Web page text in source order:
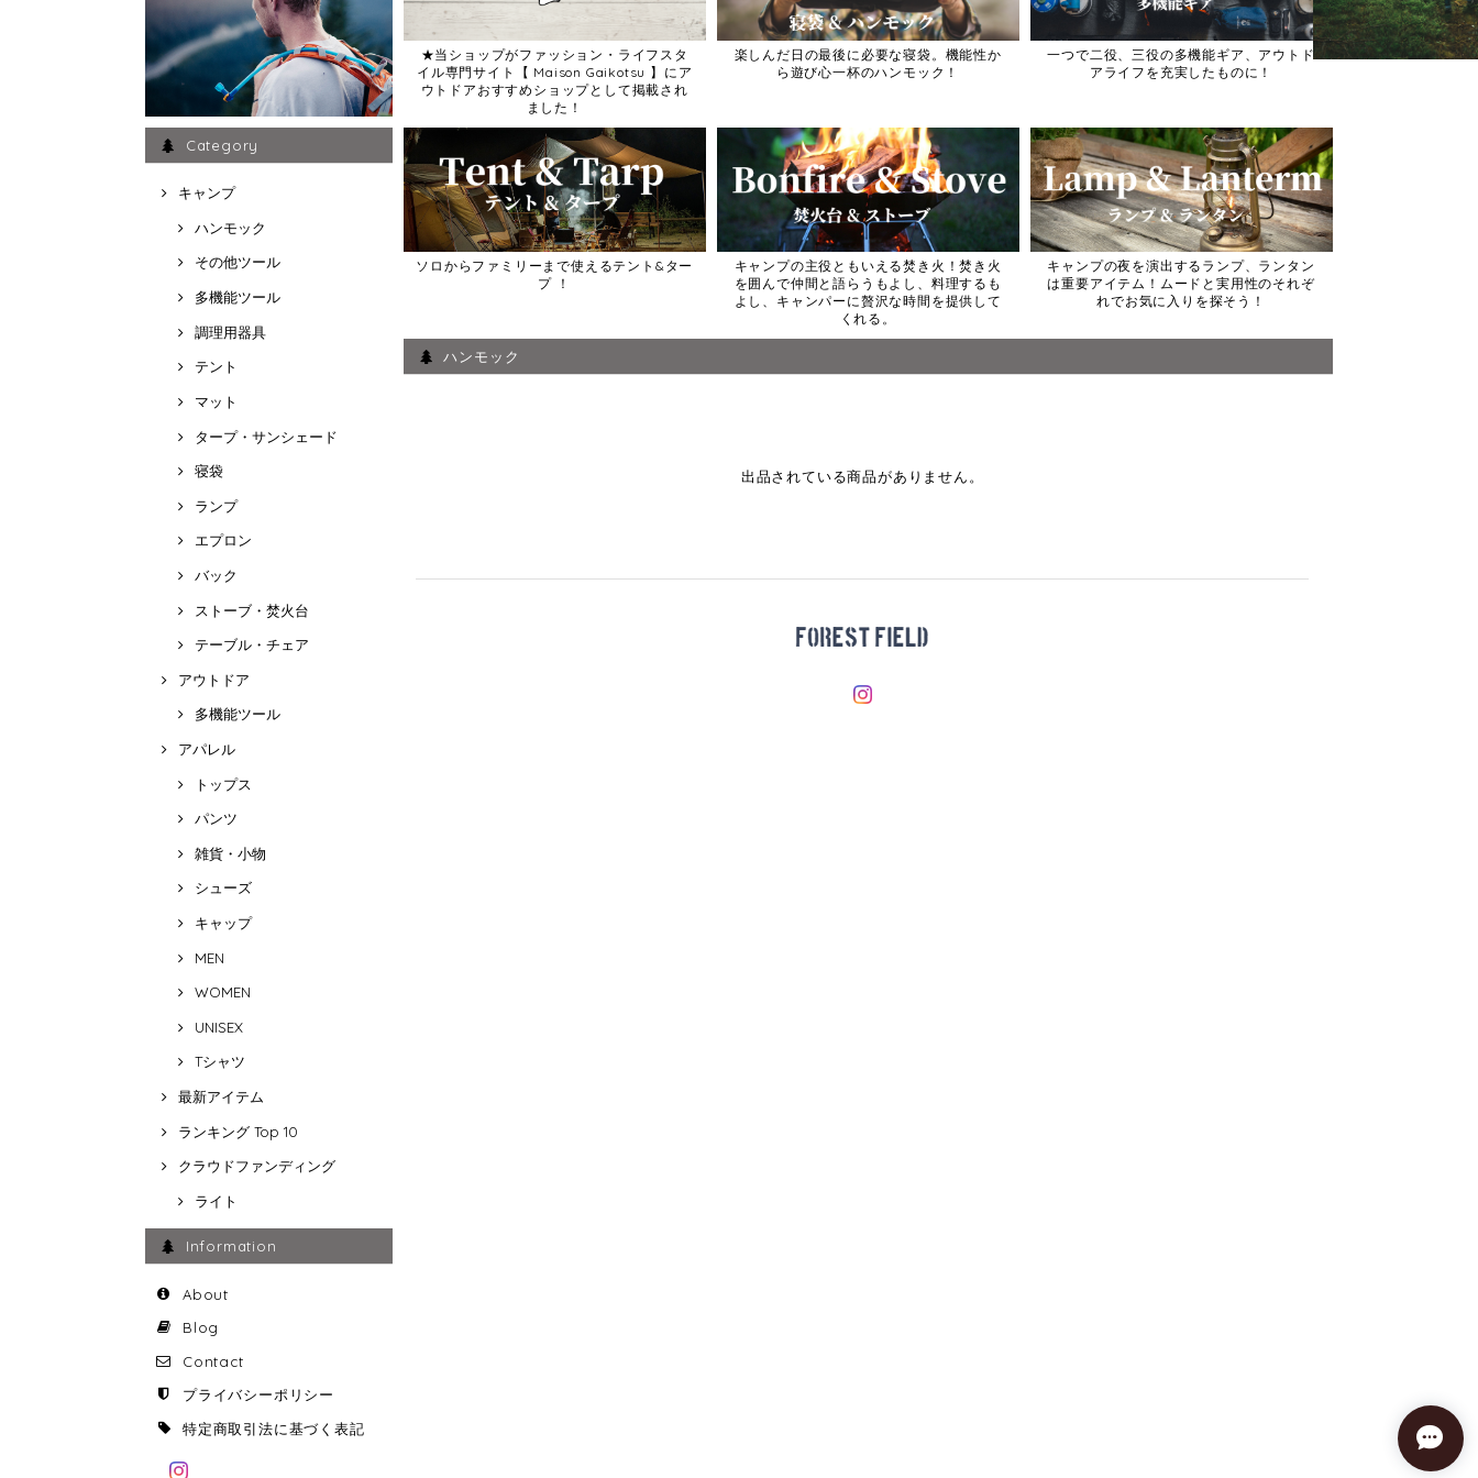
Category
キャンプ
ハンモック
その他ツール
多機能ツール
調理用器具
テント
マット
タープ・サンシェード
寝袋
ランプ
エプロン
バック
ストーブ・焚火台
テーブル・チェア
アウトドア
多機能ツール
アパレル
トップス
パンツ
雑貨・小物
シューズ
キャップ
MEN
WOMEN
UNISEX
Tシャツ
最新アイテム
ランキング Top 10
クラウドファンディング
ライト
Information
About
Blog
Contact
プライバシーポリシー
特定商取引法に基づく表記
★当ショップがファッション・ライフスタ
イル専門サイト【 Maison Gaikotsu 】にア
ウトドアおすすめショップとして掲載され
ました！
楽しんだ日の最後に必要な寝袋。機能性か
ら遊び心一杯のハンモック！
一つで二役、三役の多機能ギア、アウトド
アライフを充実したものに！
ソロからファミリーまで使えるテント&ター
プ ！
キャンプの主役ともいえる焚き火！焚き火
を囲んで仲間と語らうもよし、料理するも
よし、キャンパーに贅沢な時間を提供して
くれる。
キャンプの夜を演出するランプ、ランタン
は重要アイテム！ムードと実用性のそれぞ
れでお気に入りを探そう！
ハンモック
出品されている商品がありません。